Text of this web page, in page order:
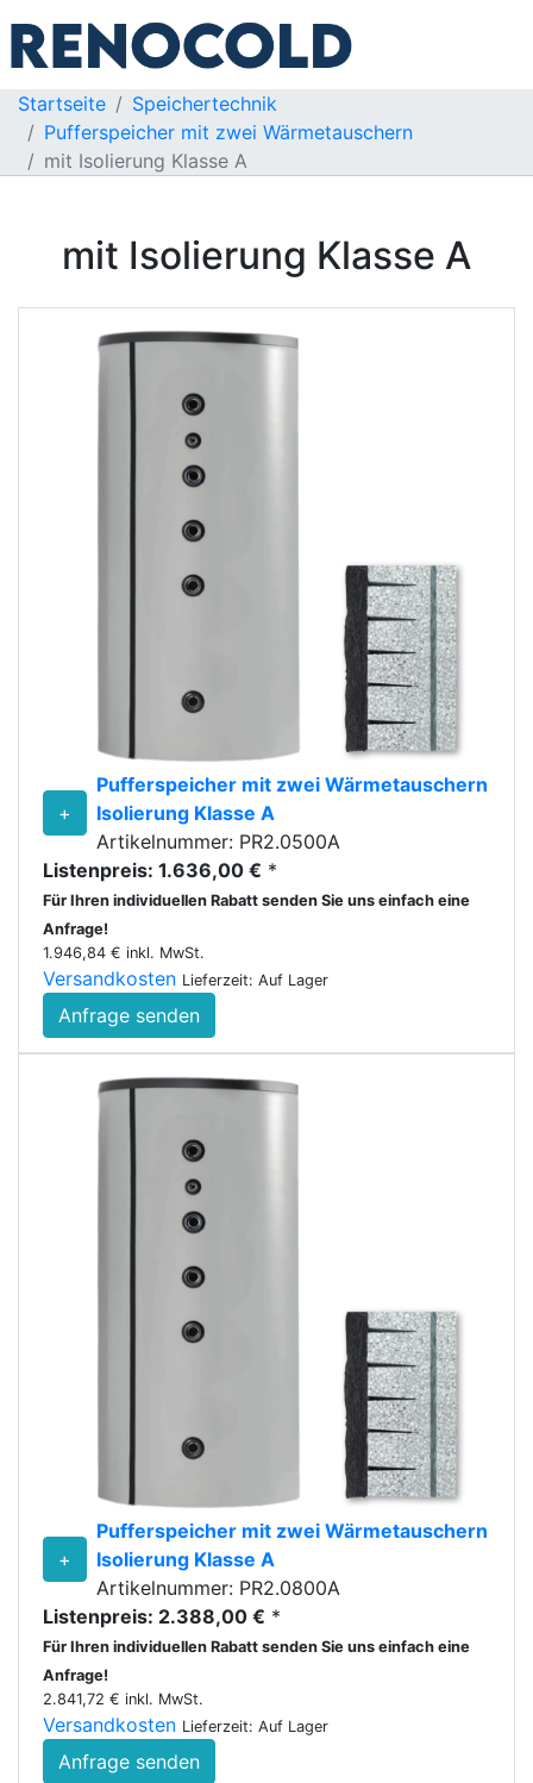
Startseite
Speichertechnik
Pufferspeicher mit zwei Wärmetauschern
mit Isolierung Klasse A
mit Isolierung Klasse A
+
Pufferspeicher mit zwei Wärmetauschern
Isolierung Klasse A
Artikelnummer: PR2.0500A
Listenpreis: 1.636,00 € *
Für Ihren individuellen Rabatt senden Sie uns einfach eine
Anfrage!
1.946,84 € inkl. MwSt.
Versandkosten Lieferzeit: Auf Lager
Anfrage senden
+
Pufferspeicher mit zwei Wärmetauschern
Isolierung Klasse A
Artikelnummer: PR2.0800A
Listenpreis: 2.388,00 € *
Für Ihren individuellen Rabatt senden Sie uns einfach eine
Anfrage!
2.841,72 € inkl. MwSt.
Versandkosten Lieferzeit: Auf Lager
Anfrage senden